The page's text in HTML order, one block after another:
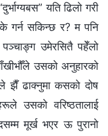
यति ढिलो गरी
गर्न सकिन्छ र? म पनि
उमेरसितै पहेँलो
उसको अनुहारको
झैँ ढाक्‍नुमा कसको दोष
उसको वरिष्ठतालाई
मूर्ख भएर ऊ पुरानो